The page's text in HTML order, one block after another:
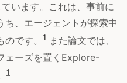
います。これは、事前に
ち、エージェントが探索中
です。
1 また論文では、
ェーズを置くExplore-
1